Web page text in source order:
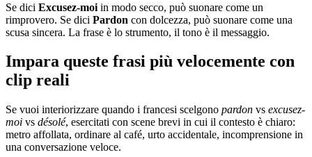
Se dici Excusez-moi in modo secco, può suonare come un
rimprovero. Se dici Pardon con dolcezza, può suonare come una
scusa sincera. La frase è lo strumento, il tono è il messaggio.
Impara queste frasi più velocemente con
clip reali
Se vuoi interiorizzare quando i francesi scelgono pardon vs excusez-
moi vs désolé, esercitati con scene brevi in cui il contesto è chiaro:
metro affollata, ordinare al café, urto accidentale, incomprensione in
una conversazione veloce.